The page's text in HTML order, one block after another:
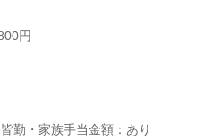
円
勤・家族手当金額：あり